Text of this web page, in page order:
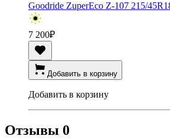
Goodride ZuperEco Z-107 215/
7 200₽
Добавить в корзину
Добавить в корзину
Отзывы 0